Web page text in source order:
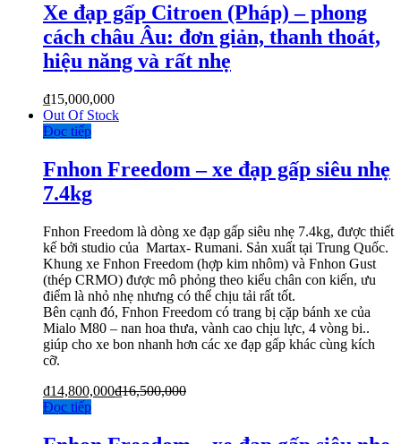
Xe đạp gấp Citroen (Pháp) – phong
cách châu Âu: đơn giản, thanh thoát,
hiệu năng và rất nhẹ
₫15,000,000
Out Of Stock
Đọc tiếp
Fnhon Freedom – xe đạp gấp siêu nhẹ
7.4kg
Fnhon Freedom là dòng xe đạp gấp siêu nhẹ 7.4kg, được thiết
kế bởi studio của Martax- Rumani. Sản xuất tại Trung Quốc.
Khung xe Fnhon Freedom (hợp kim nhôm) và Fnhon Gust
(thép CRMO) được mô phỏng theo kiểu chân con kiến, ưu
điểm là nhỏ nhẹ nhưng có thể chịu tải rất tốt.
Bên cạnh đó, Fnhon Freedom có trang bị cặp bánh xe của
Mialo M80 – nan hoa thưa, vành cao chịu lực, 4 vòng bi..
giúp cho xe bon nhanh hơn các xe đạp gấp khác cùng kích
cỡ.
₫14,800,000₫16,500,000
Đọc tiếp